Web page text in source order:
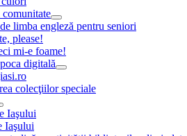
limba engleză pentru seniori
please!
mi-e foame!
digitală
colecţiilor speciale
Iaşului
Iaşului